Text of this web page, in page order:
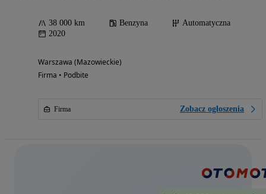
38 000 km Benzyna
Automatyczna
2020
Warszawa (Mazowieckie)
Firma • Podbite
Firma Zobacz ogłoszenia